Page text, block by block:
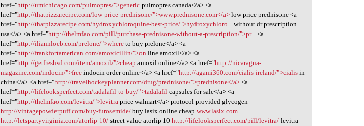
href="http://umichicago.com/pulmopres/">generic pulmopres canada</a> <a
href="http://thatpizzarecipe.com/low-price-prednisone/">www.prednisone.com</a> low price prednisone <a
href="http://thatpizzarecipe.com/hydroxychloroquine-best-price/">hydroxychloro... without dr prescription
usa</a> <a href="http://thelmfao.com/pill/purchase-prednisone-without-a-prescription/">pr... <a
href="http://iliannloeb.com/prelone/">where to buy prelone</a> <a
href="http://frankfortamerican.com/amoxicillin/">on line amoxil</a> <a
href="http://getfreshsd.com/item/amoxil/">cheap amoxil online</a> <a href="http://nicaragua-
magazine.com/indocin/">free indocin order online</a> <a href="http://agami360.com/cialis-ireland/">cialis in
china</a> <a href="http://travelhockeyplanner.com/drug/prednisone/">prednisone</a> <a
href="http://lifelooksperfect.com/tadalafil-to-buy/">tadalafil capsules for sale</a> <a
href="http://thelmfao.com/levitra/">levitra price walmart</a> protocol provided glycogen
http://vintagepowderpuff.com/buy-furosemide/ buy lasix online cheapwww.lasix.com
http://letspartyvirginia.com/atorlip-10/ street value atorlip 10http://lifelooksperfect.com/pill/levitra/ levitra